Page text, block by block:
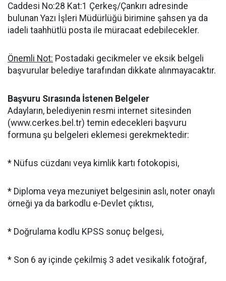
Caddesi No:28 Kat:1 Çerkeş/Çankırı adresinde
bulunan Yazı İşleri Müdürlüğü birimine şahsen ya da
iadeli taahhütlü posta ile müracaat edebilecekler.
Önemli Not: Postadaki gecikmeler ve eksik belgeli
başvurular belediye tarafından dikkate alınmayacaktır.
Başvuru Sırasında İstenen Belgeler
Adayların, belediyenin resmi internet sitesinden
(www.cerkes.bel.tr) temin edecekleri başvuru
formuna şu belgeleri eklemesi gerekmektedir:
* Nüfus cüzdanı veya kimlik kartı fotokopisi,
* Diploma veya mezuniyet belgesinin aslı, noter onaylı
örneği ya da barkodlu e-Devlet çıktısı,
* Doğrulama kodlu KPSS sonuç belgesi,
* Son 6 ay içinde çekilmiş 3 adet vesikalık fotoğraf,